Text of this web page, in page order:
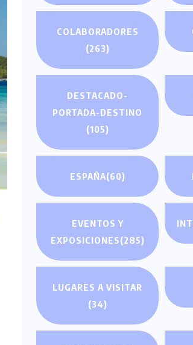
COLABORADORES
(263)
DESTACADO-
PORTADA-DESTINO
(105)
ESPAÑA(60)
EVENTOS Y
EXPOSICIONES(285)
LUGARES A VISITAR
(34)